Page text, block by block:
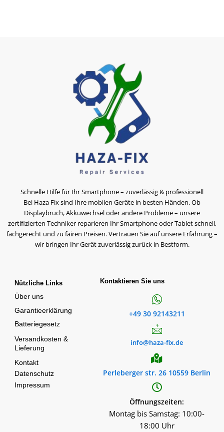
Schnelle Hilfe für Ihr Smartphone – zuverlässig & professionell
Bei Haza Fix sind Ihre mobilen Geräte in besten Händen. Ob
Displaybruch, Akkuwechsel oder andere Probleme – unsere
zertifizierten Techniker reparieren Ihr Smartphone oder Tablet schnell,
fachgerecht und zu fairen Preisen. Vertrauen Sie auf unsere Erfahrung –
wir bringen Ihr Gerät zuverlässig zurück in Bestform.
Nützliche Links
Über uns
Garantieerklärung
Batteriegesetz
Versandkosten &
Lieferung
Kontakt
Datenschutz
Impressum
Kontaktieren Sie uns
+49 30 92143211
info@haza-fix.de
Perleberger str. 26 10559 Berlin
Öffnungszeiten:
Montag bis Samstag: 10:00-
18:00 Uhr